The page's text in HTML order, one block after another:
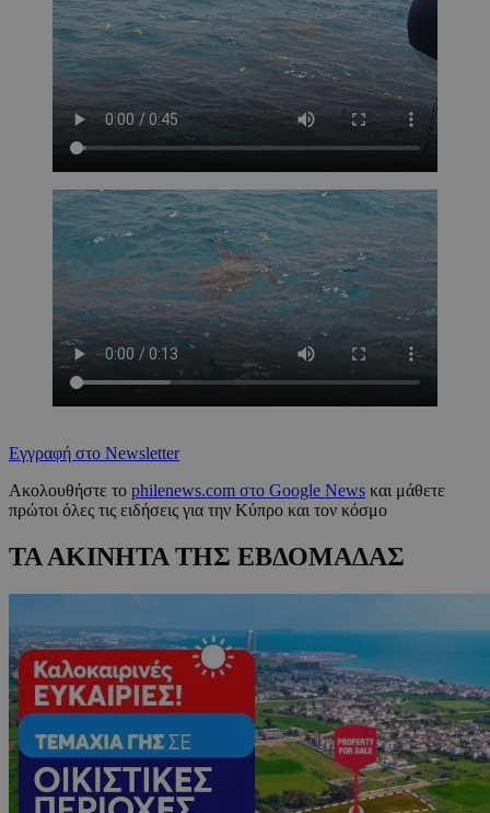
Εγγραφή στο Newsletter
Ακολουθήστε το philenews.com στο Google News και μάθετε
πρώτοι όλες τις ειδήσεις για την Κύπρο και τον κόσμο
ΤΑ ΑΚΙΝΗΤΑ ΤΗΣ ΕΒΔΟΜΑΔΑΣ